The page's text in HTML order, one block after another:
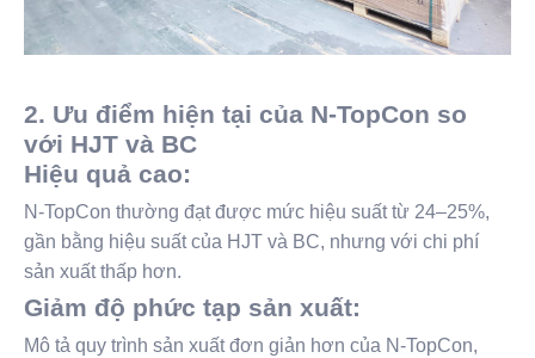
2. Ưu điểm hiện tại của N-TopCon so
với HJT và BC
Hiệu quả cao:
N-TopCon thường đạt được mức hiệu suất từ ​​24–25%,
gần bằng hiệu suất của HJT và BC, nhưng với chi phí
sản xuất thấp hơn.
Giảm độ phức tạp sản xuất:
Mô tả quy trình sản xuất đơn giản hơn của N-TopCon,